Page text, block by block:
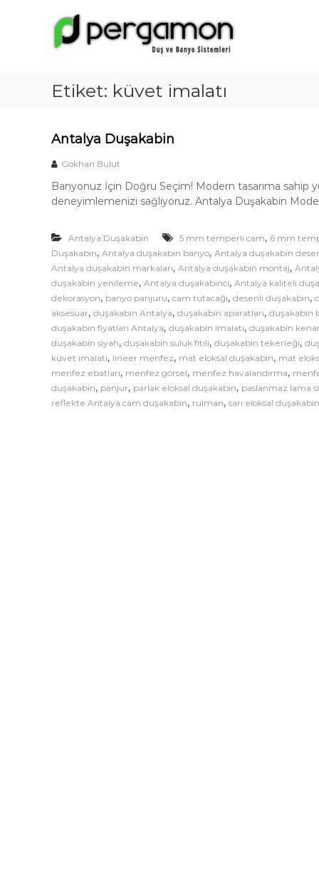
a
k
i
n
M
o
d
e
l
l
e
r
Etiket: küvet imalatı
Antalya Duşakabin
Gokhan Bulut
Banyonuz İçin Doğru Seçim! Modern tasarıma sahip
deneyimlemenizi sağlıyoruz. Antalya Duşakabin
Antalya Duşakabin 5 mm temperli cam, 6 mm
Duşakabin, Antalya duşakabin banyo, Antalya duşakabin
Antalya duşakabin markaları, Antalya duşakabin montaj,
duşakabin yenileme, Antalya duşakabinci, Antalya kaliteli
dekorasyon, banyo panjuru, cam tutacağı, desenli duşakabin,
aksesuar, duşakabin Antalya, duşakabin aparatları, duşakabin
duşakabin fiyatları Antalya, duşakabin imalatı, duşakabin kenar
duşakabin siyah, duşakabin suluk fitili, duşakabin tekerleği,
küvet imalatı, lineer menfez, mat eloksal duşakabin, mat
menfez ebatları, menfez görsel, menfez havalandırma,
duşakabin, panjur, parlak eloksal duşakabin, paslanmaz lama
reflekte Antalya cam duşakabin, rulman, sarı eloksal duşakabin